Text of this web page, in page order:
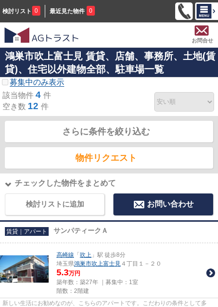
検討リスト 0 最近見た物件 0
お問合せ
鴻巣市吹上富士見 賃貸、店舗、事務所、土地(賃
貸)、住宅以外建物全部、駐車場一覧
募集中のみ表示
該当物件 4 件
空き数 12 件
さらに条件を絞り込む
物件リクエスト
チェックした物件をまとめて
検討リストに追加 お問い合わせ
賃貸｜アパート サンパティークＡ
高崎線 「 吹上 」駅 徒歩8分
埼玉県鴻巣市吹上富士見 ４丁目１－２０
5.3万円
築年数：築27年 ｜募集中： 1室
階数：2階建
新しい生活にお勧めなのが、こちらのアパートです。こだわりの条件として多